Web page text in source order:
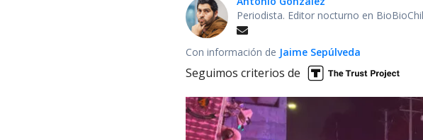
Periodista. Editor nocturno en
Con información de Jaime Sepúlveda
Seguimos criterios de